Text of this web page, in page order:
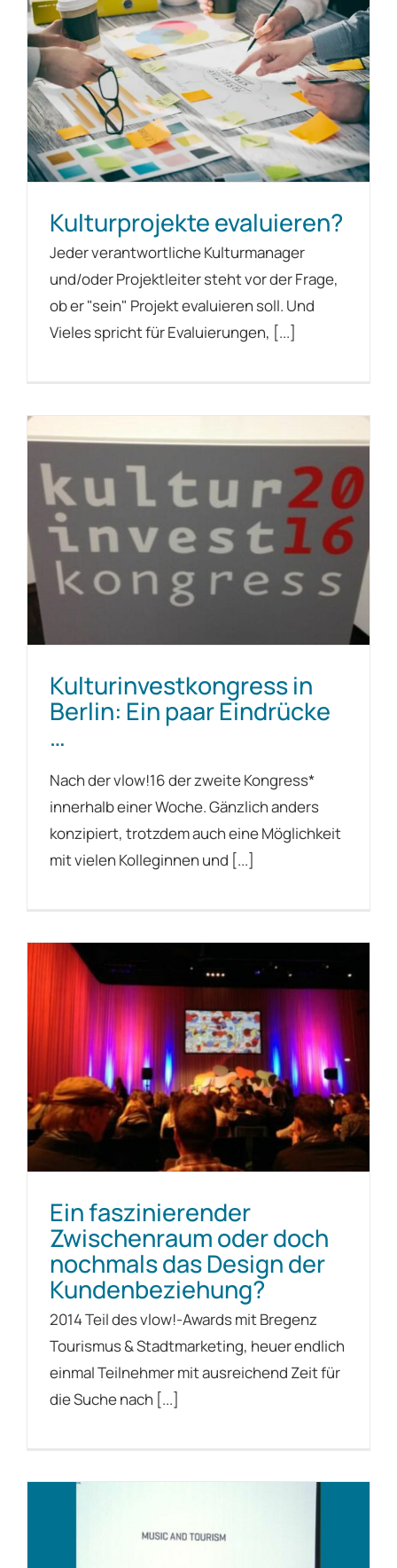
Kulturprojekte evaluieren?
Jeder verantwortliche Kulturmanager
und/oder Projektleiter steht vor der Frage,
ob er "sein" Projekt evaluieren soll. Und
Vieles spricht für Evaluierungen, [...]
Kulturinvestkongress in
Berlin: Ein paar Eindrücke
…
Nach der vlow!16 der zweite Kongress*
innerhalb einer Woche. Gänzlich anders
konzipiert, trotzdem auch eine Möglichkeit
mit vielen Kolleginnen und [...]
Ein faszinierender
Zwischenraum oder doch
nochmals das Design der
Kundenbeziehung?
2014 Teil des vlow!-Awards mit Bregenz
Tourismus & Stadtmarketing, heuer endlich
einmal Teilnehmer mit ausreichend Zeit für
die Suche nach [...]